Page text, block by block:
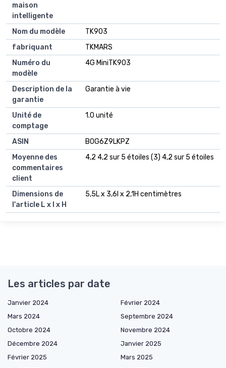
maison
intelligente
Nom du modèle
TK903
fabriquant
TKMARS
Numéro du
modèle
‎‎4G MiniTK903
Description de la
garantie
Garantie à vie
Unité de
comptage
1.0 unité
ASIN
B0G6Z9LKPZ
Moyenne des
commentaires
client
4,2 4,2 sur 5 étoiles (3) 4,2 sur 5 étoiles
Dimensions de
l'article L x l x H
5,5L x 3,6l x 2,1H centimètres
Les articles par date
Janvier 2024
Février 2024
Mars 2024
Septembre 2024
Octobre 2024
Novembre 2024
Décembre 2024
Janvier 2025
Février 2025
Mars 2025